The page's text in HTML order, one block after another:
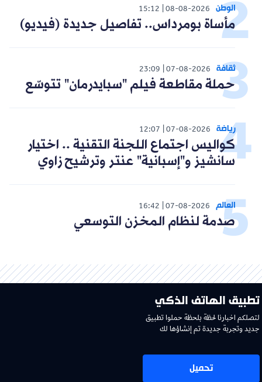
الوطن 08-08-2026
15:12
مأساة بومرداس.. تفاصيل جديدة (فيديو)
ثقافة 07-08-2026
23:09
حملة مقاطعة فيلم "سبايدرمان" تتوسّع
رياضة 07-08-2026
12:07
كواليس اجتماع اللجنة التقنية .. اختيار
سانشيز و"إسبانية" عنتر وترشيح زاوي
العالم 07-08-2026
16:42
صدمة لنظام المخزن التوسعي
تطبيق الهاتف الذكي
لتصلكم اخبارنا لحظة بلحظة حملوا تطبيق
جديد وتجربة جديدة تم إنشاؤها لك
تحميل